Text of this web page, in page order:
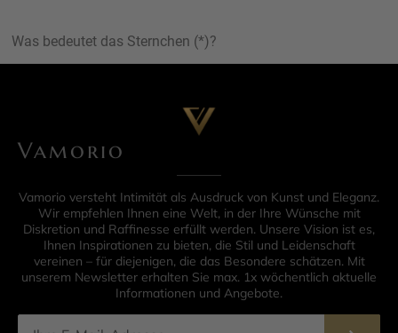
Was bedeutet das Sternchen (*)?
Vamorio
Vamorio versteht Intimität als Ausdruck von Kunst und Eleganz.
Wir empfehlen Ihnen eine Welt, in der Ihre Wünsche mit
Diskretion und Raffinesse erfüllt werden. Unsere Vision ist es,
Ihnen Inspirationen zu bieten, die Stil und Leidenschaft
vereinen – für diejenigen, die das Besondere schätzen. Mit
unserem Newsletter erhalten Sie max. 1x wöchentlich aktuelle
Informationen und Angebote.